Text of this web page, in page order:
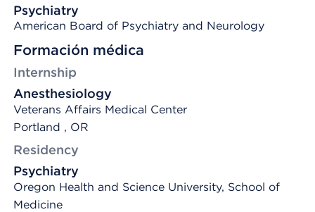
Psychiatry
American Board of Psychiatry and Neurology
Formación médica
Internship
Anesthesiology
Veterans Affairs Medical Center
Portland , OR
Residency
Psychiatry
Oregon Health and Science University, School of
Medicine